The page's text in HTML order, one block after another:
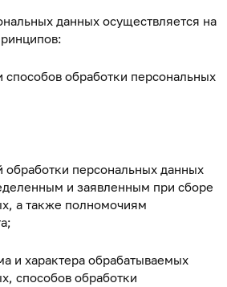
данных осуществляется на
способов обработки персональных
обработки персональных данных
и заявленным при сборе
а также полномочиям
и характера обрабатываемых
способов обработки